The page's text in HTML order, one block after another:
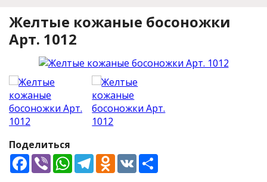
Желтые кожаные босоножки
Арт. 1012
Поделиться
Facebook
ViberWhatsApp
TelegramOdnoklassniki
VK